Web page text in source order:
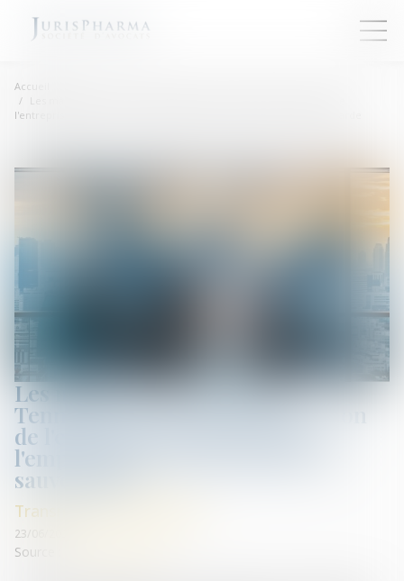
Accueil
Les managers de la société Tennispro reprennent la direction de
l'entreprise et préservent l'emploi après une procédure de sauvegarde
Les managers de la société
Tennispro reprennent la direction
de l'entreprise et préservent
l'emploi après une procédure de
sauvegarde
Transmission d’entreprise
23/06/2025
Source :